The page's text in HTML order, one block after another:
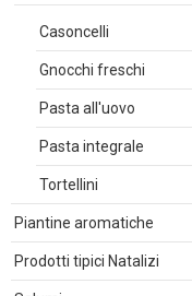
Casoncelli
Gnocchi freschi
Pasta all'uovo
Pasta integrale
Tortellini
Piantine aromatiche
Prodotti tipici Natalizi